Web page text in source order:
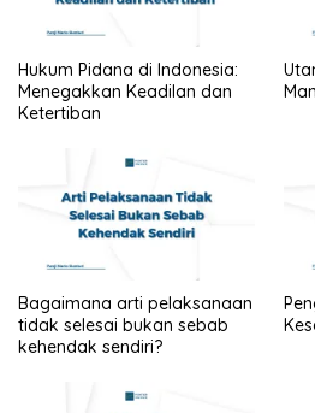
Hukum Pidana di Indonesia:
Menegakkan Keadilan dan
Ketertiban
Bagaimana arti pelaksanaan
tidak selesai bukan sebab
kehendak sendiri?